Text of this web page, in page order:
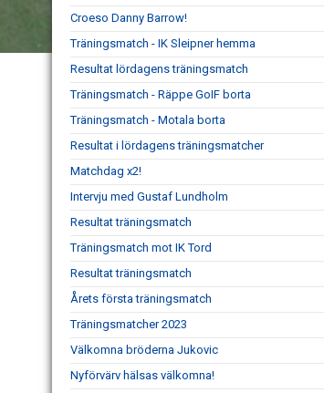
Croeso Danny Barrow!
Träningsmatch - IK Sleipner hemma
Resultat lördagens träningsmatch
Träningsmatch - Räppe GoIF borta
Träningsmatch - Motala borta
Resultat i lördagens träningsmatcher
Matchdag x2!
Intervju med Gustaf Lundholm
Resultat träningsmatch
Träningsmatch mot IK Tord
Resultat träningsmatch
Årets första träningsmatch
Träningsmatcher 2023
Välkomna bröderna Jukovic
Nyförvärv hälsas välkomna!